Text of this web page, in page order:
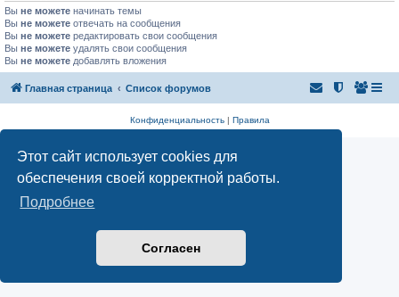
Этот сайт использует cookies для
обеспечения своей корректной работы.
Подробнее
Согласен
Вы не можете начинать темы
Вы не можете отвечать на сообщения
Вы не можете редактировать свои сообщения
Вы не можете удалять свои сообщения
Вы не можете добавлять вложения
Главная страница Список форумов
Конфиденциальность| Правила